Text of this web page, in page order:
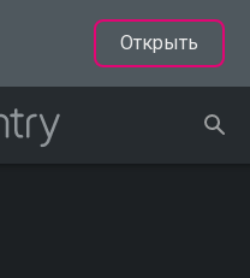
Открыть